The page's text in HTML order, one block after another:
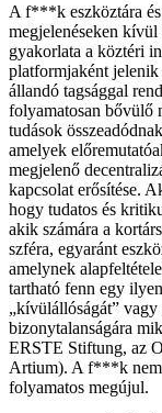
A f***k eszköztára
megjelenéseken
gyakorlata a köztéri
platformjaként jelenik
állandó tagsággal
folyamatosan bővülő
tudások
amelyek
megjelenő
kapcsolat erősítése.
hogy tudatos és
akik számára a
szféra, egyaránt
amelynek
tartható fenn egy
„kívülállóságát” vagy
bizonytalanságára
ERSTE Stiftung, az
Artium). A f***k nem
folyamatos megújul.